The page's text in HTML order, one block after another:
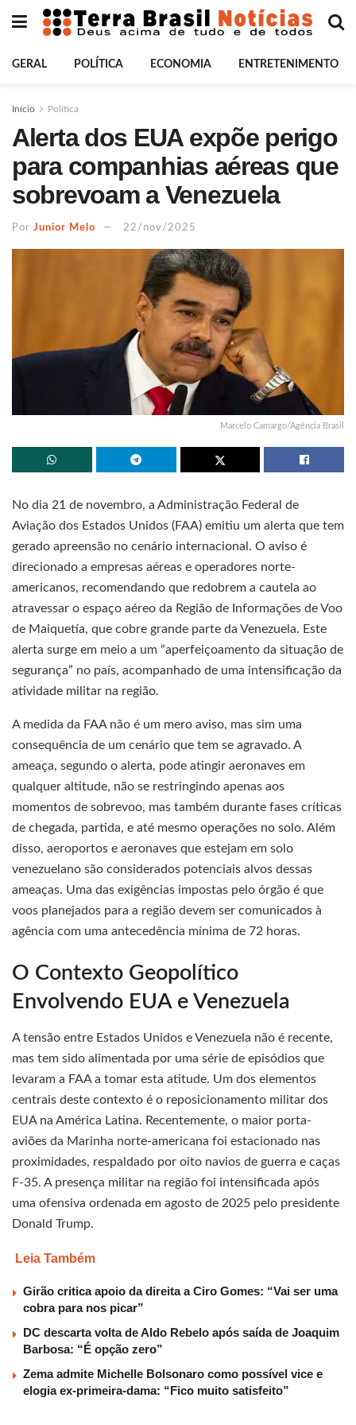
GERAL POLÍTICA ECONOMIA ENTRETENIMENTO
Início Política
Alerta dos EUA expõe perigo
para companhias aéreas que
sobrevoam a Venezuela
Por Junior Melo 22/nov/2025
Marcelo Camargo/Agência Brasil
No dia 21 de novembro, a Administração Federal de
Aviação dos Estados Unidos (FAA) emitiu um alerta que tem
gerado apreensão no cenário internacional. O aviso é
direcionado a empresas aéreas e operadores norte-
americanos, recomendando que redobrem a cautela ao
atravessar o espaço aéreo da Região de Informações de Voo
de Maiquetía, que cobre grande parte da Venezuela. Este
alerta surge em meio a um “aperfeiçoamento da situação de
segurança” no país, acompanhado de uma intensificação da
atividade militar na região.
A medida da FAA não é um mero aviso, mas sim uma
consequência de um cenário que tem se agravado. A
ameaça, segundo o alerta, pode atingir aeronaves em
qualquer altitude, não se restringindo apenas aos
momentos de sobrevoo, mas também durante fases críticas
de chegada, partida, e até mesmo operações no solo. Além
disso, aeroportos e aeronaves que estejam em solo
venezuelano são considerados potenciais alvos dessas
ameaças. Uma das exigências impostas pelo órgão é que
voos planejados para a região devem ser comunicados à
agência com uma antecedência mínima de 72 horas.
O Contexto Geopolítico
Envolvendo EUA e Venezuela
A tensão entre Estados Unidos e Venezuela não é recente,
mas tem sido alimentada por uma série de episódios que
levaram a FAA a tomar esta atitude. Um dos elementos
centrais deste contexto é o reposicionamento militar dos
EUA na América Latina. Recentemente, o maior porta-
aviões da Marinha norte-americana foi estacionado nas
proximidades, respaldado por oito navios de guerra e caças
F-35. A presença militar na região foi intensificada após
uma ofensiva ordenada em agosto de 2025 pelo presidente
Donald Trump.
Leia Também
Girão critica apoio da direita a Ciro Gomes: “Vai ser uma
cobra para nos picar”
DC descarta volta de Aldo Rebelo após saída de Joaquim
Barbosa: “É opção zero”
Zema admite Michelle Bolsonaro como possível vice e
elogia ex-primeira-dama: “Fico muito satisfeito”